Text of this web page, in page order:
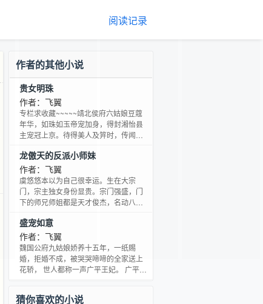
阅读记录
作者的其他小说
贵女明珠
作者：飞翼
专栏求收藏~~~~~靖北侯府六姑娘豆蔻
年华，如珠如玉帝宠加身，得封湘怡县
主宠冠上京。待得美人及笄时，传闻中
欣慰地将她赐婚予凌阳郡王凌阳郡王俊
美无俦，高贵威仪，然不幸此郡王最厌
女子，美人尤甚顾明珠：……陛下我们
多大仇？！凌阳郡王：叩谢圣恩！日更
党，男主忠犬，爽文宠文1放心食用
日周四入V，届时三更拱拱大家~
龙傲天的反派小师妹
作者：飞翼
虞悠悠本以为自己很幸运。生在大宗
门，宗主独女身份显贵。宗门强盛，门
下的师兄师姐都是天才俊杰，名动八
竟然是穿进了一本龙傲天的修仙文里。
龙傲天师兄的白月光小师妹是没可能
盛宠如意
作者：飞翼
魏国公府九姑娘娇养十五年，一纸赐
婚，拒婚不成，被哭哭啼啼的全家送上
花轿， 世人都称一声广平王妃。 广平王
嘴。 婚前他叫她肥仔儿，婚后他喊她娇
猜你喜欢的小说